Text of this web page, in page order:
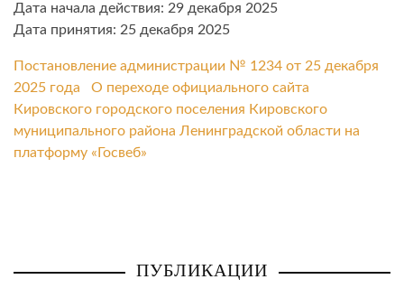
Дата начала действия: 29 декабря 2025
Дата принятия: 25 декабря 2025
Постановление администрации № 1234 от 25 декабря
2025 года О переходе официального сайта
Кировского городского поселения Кировского
муниципального района Ленинградской области на
платформу «Госвеб»
ПУБЛИКАЦИИ